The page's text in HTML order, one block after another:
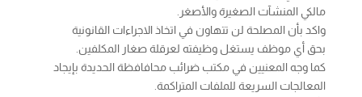
مالكي المنشآت الصغيرة والأصغر.
واكد بأن المصلحة لن تتهاون في اتخاذ الاجراءات القانونية
بحق أي موظف يستغل وظيفته لعرقلة صغار المكلفين.
كما وجه المعنيين في مكتب ضرائب محافافظة الحديدة بإيجاد
المعالجات السريعة للملفات المتراكمة.